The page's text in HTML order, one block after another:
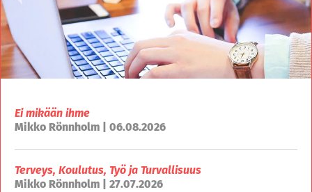
Ei mikään ihme
Mikko Rönnholm | 06.08.2026
Terveys, Koulutus, Työ ja Turvallisuus
Mikko Rönnholm | 27.07.2026